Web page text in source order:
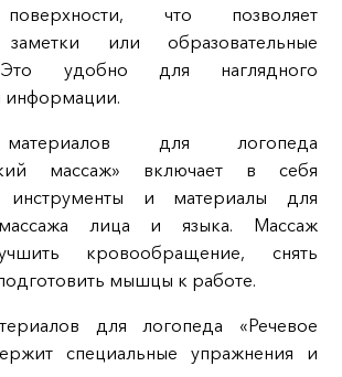
что позволяет
заметки или образовательные
удобно для наглядного
информации.
для логопеда
массаж» включает в себя
инструменты и материалы для
лица и языка. Массаж
кровообращение, снять
мышцы к работе.
для логопеда «Речевое
специальные упражнения и